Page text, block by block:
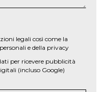
legali così come la
e della privacy
per ricevere pubblicità
(incluso Google)